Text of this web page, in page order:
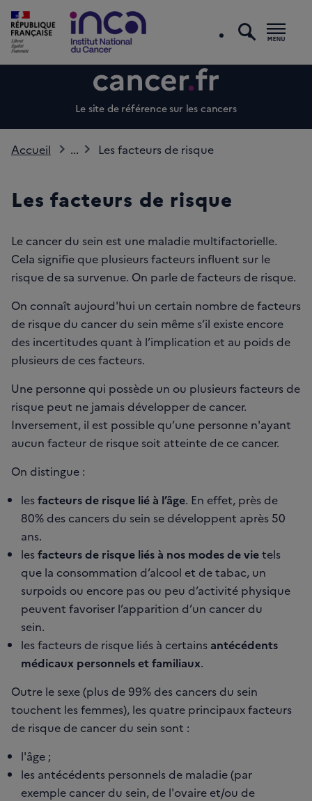
Le site de référence sur les cancers
Accueil ... Les facteurs de risque
Les facteurs de risque
Le cancer du sein est une maladie multifactorielle.
Cela signifie que plusieurs facteurs influent sur le
risque de sa survenue. On parle de facteurs de risque.
On connaît aujourd'hui un certain nombre de facteurs
de risque du cancer du sein même s’il existe encore
des incertitudes quant à l’implication et au poids de
plusieurs de ces facteurs.
Une personne qui possède un ou plusieurs facteurs de
risque peut ne jamais développer de cancer.
Inversement, il est possible qu’une personne n'ayant
aucun facteur de risque soit atteinte de ce cancer.
On distingue :
lesfacteurs de risque lié à l’âge. En effet, près de
80% des cancers du sein se développent après 50
ans.
lesfacteurs de risque liés à nos modes de vietels
que la consommation d’alcool et de tabac, un
surpoids ou encore pas ou peu d’activité physique
peuvent favoriser l’apparition d’un cancer du
sein.
les facteurs de risque liés à certains antécédents
médicaux personnels et familiaux.
Outre le sexe (plus de 99% des cancers du sein
touchent les femmes), les quatre principaux facteurs
de risque de cancer du sein sont :
l'âge ;
les antécédents personnels de maladie (par
exemple cancer du sein, de l'ovaire et/ou de